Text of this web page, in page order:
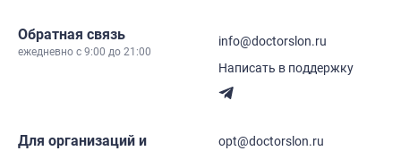
Обратная связь
ежедневно c 9:00 до 21:00
info@doctorslon.ru
Написать в поддержку
Для организаций и
opt@doctorslon.ru